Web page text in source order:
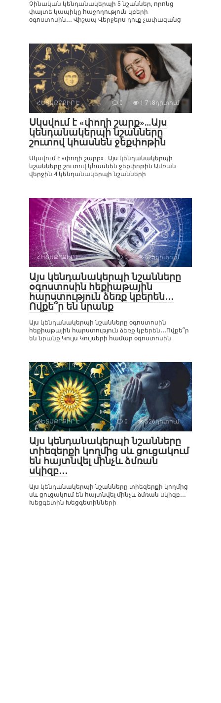
Չինական կենդանակերպի 5 նշաններ, որոնց
փայտե կապիկը հաջողություն կբերի
օգոստոսին․․․ Վիշապ Վերջերս դուք չափազանց
ՀԵՏԱՔՐՔԻՐ Է 0 1 718դիտում
Սկսվում է «փողի շարք»…Այս
կենդանակերպի նշանները
շուտով կհասնեն ջեքփոթին
Սկսվում է «փողի շարք»…Այս կենդանակերպի
նշանները շուտով կհասնեն ջեքփոթին Ամռան
վերջին 4 կենդանակերպի նշանների
ՀԵՏԱՔՐՔԻՐ Է 0 825դիտում
Այս կենդանակերպի նշանները
օգոստոսին հեքիաթային
հարստություն ձեռք կբերեն․․․
Ովքե՞ր են նրանք
Այս կենդանակերպի նշանները օգոստոսին
հեքիաթային հարստություն ձեռք կբերեն․․․Ովքե՞ր
են նրանք Կույս Կույսերի համար օգոստոսին
ՀԵՏԱՔՐՔԻՐ Է 0 526դիտում
Այս կենդանակերպի նշանները
տիեզերքի կողմից սև ցուցակում
են հայտնվել մինչև ձմռան
սկիզբ․․․
Այս կենդանակերպի նշանները տիեզերքի կողմից
սև ցուցակում են հայտնվել մինչև ձմռան սկիզբ․․․
Խեցգետին Խեցգետինների